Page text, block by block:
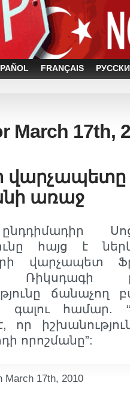
FRANÇAIS
March 17th,
վարչապետը
առաջ
հայց է
վարչապետ
Ռիկսդագի
ճանաչող
գալու համար.
որ
որոշմանը”:
March 17th, 2010